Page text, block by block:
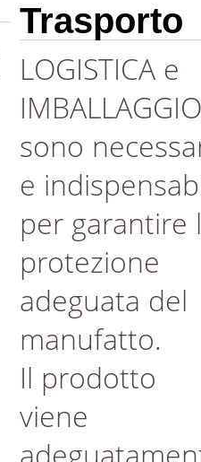
Trasporto
LOGISTICA e
IMBALLAGGIO
sono
e
per garantire
protezione
adeguata del
manufatto.
Il prodotto
viene